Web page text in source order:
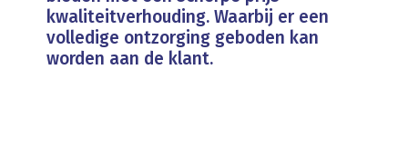
kwaliteitverhouding. Waarbij er een
volledige ontzorging geboden kan
worden aan de klant.